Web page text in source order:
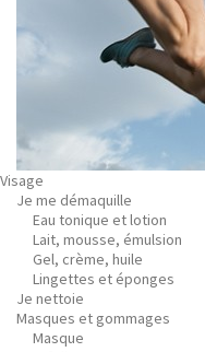
Visage
Je me démaquille
Eau tonique et lotion
Lait, mousse, émulsion
Gel, crème, huile
Lingettes et éponges
Je nettoie
Masques et gommages
Masque